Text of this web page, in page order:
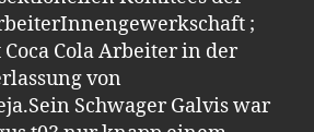
;
Coca Cola Arbeiter in der
von
Schwager Galvis war